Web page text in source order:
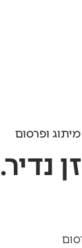
מיתוג ופרסום
נדיר.